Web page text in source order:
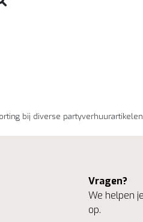
bij diverse partyverhuurartikelen
Vragen?
We helpen
op.